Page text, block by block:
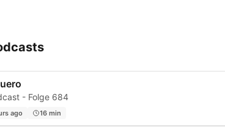
- Folge 684
ago 16 min